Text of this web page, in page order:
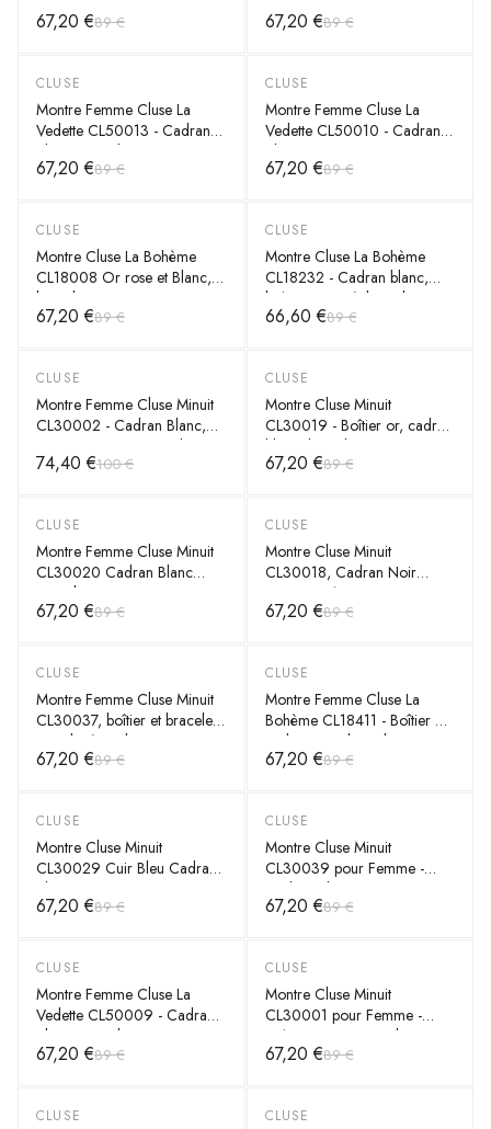
67,20 €89 €
Unisexe
67,20 €89 €
-25%
CLUSE
Montre Femme Cluse La
Vedette CL50013 - Cadran
Blanc, Bracelet Cuir Gris
67,20 €89 €
-25%
CLUSE
Montre Femme Cluse La
Vedette CL50010 - Cadran
Blanc, Boîtier Or Rose,
Bracelet Cuir Rose
67,20 €89 €
-25%
CLUSE
Montre Cluse La Bohème
CL18008 Or rose et Blanc,
bracelet cuir noir - Unisexe
67,20 €89 €
-25%
CLUSE
Montre Cluse La Bohème
CL18232 - Cadran blanc,
boîtier argenté, bracelet cuir
bleu - Unisexe
66,60 €89 €
-25%
CLUSE
Montre Femme Cluse Minuit
CL30002 - Cadran Blanc,
Boîtier Or Rose, Bracelet Cuir
Argent
74,40 €100 €
-25%
CLUSE
Montre Cluse Minuit
CL30019 - Boîtier or, cadran
blanc, bracelet cuir noir -
Unisexe
67,20 €89 €
-25%
CLUSE
Montre Femme Cluse Minuit
CL30020 Cadran Blanc
Bracelet Cuir Rose
67,20 €89 €
-25%
CLUSE
Montre Cluse Minuit
CL30018, Cadran Noir
33mm, Boîtier Or Rose,
Bracelet Cuir Gris - Unisexe
67,20 €89 €
-25%
CLUSE
Montre Femme Cluse Minuit
CL30037, boîtier et bracelet
cuir doré, cadran noir
67,20 €89 €
-25%
CLUSE
Montre Femme Cluse La
Bohème CL18411 - Boîtier or,
cadran noir, bracelet cuir gris
67,20 €89 €
-25%
CLUSE
Montre Cluse Minuit
CL30029 Cuir Bleu Cadran
Blanc Boîtier Or Rose
67,20 €89 €
-25%
CLUSE
Montre Cluse Minuit
CL30039 pour Femme -
Cadran Blanc, Boîtier Argent,
Bracelet Cuir Gris Électrique
67,20 €89 €
-25%
CLUSE
Montre Femme Cluse La
Vedette CL50009 - Cadran
Blanc, Bracelet Cuir Gris,
Boîtier Or Rose
67,20 €89 €
-25%
CLUSE
Montre Cluse Minuit
CL30001 pour Femme -
Boîtier Or Rose, Cadran
Blanc, Bracelet Cuir Rose
67,20 €89 €
-25%
CLUSE -25%
CLUSE